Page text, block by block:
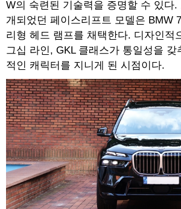
W의 숙련된 기술력을 증명할 수 있다.
개되었던 페이스리프트 모델은 BMW
리형 헤드 램프를 채택한다. 디자인적
그십 라인, GKL 클래스가 통일성을 갖
적인 캐릭터를 지니게 된 시점이다.